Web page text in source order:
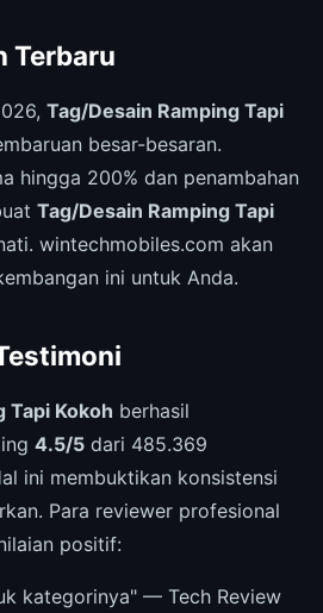
Terbaru
Tag/Desain Ramping Tapi
besar-besaran.
hingga 200% dan penambahan
Tag/Desain Ramping Tapi
wintechmobiles.com akan
ini untuk Anda.
Tapi Kokoh berhasil
4.5/5 dari 485.369
ini membuktikan konsistensi
Para reviewer profesional
positif:
kategorinya" — Tech Review